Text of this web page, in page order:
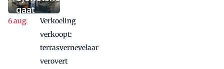
waaaaaanzinnige
aanbieding'
gaat
vanwege
succes
maandje
Verkoeling
verkoopt:
terrasvernevelaar
verovert